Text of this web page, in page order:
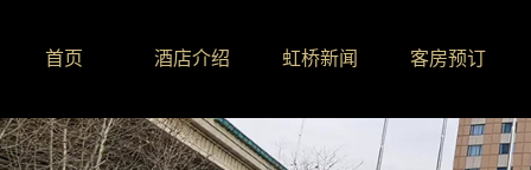
首页 酒店介绍 虹桥新闻 客房预订